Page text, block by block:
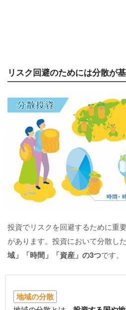
リスク回避のためには分散が
投資でリスクを回避するために重
があります。投資において分散し
域」「時間」「資産」の3つです。
地域の分散